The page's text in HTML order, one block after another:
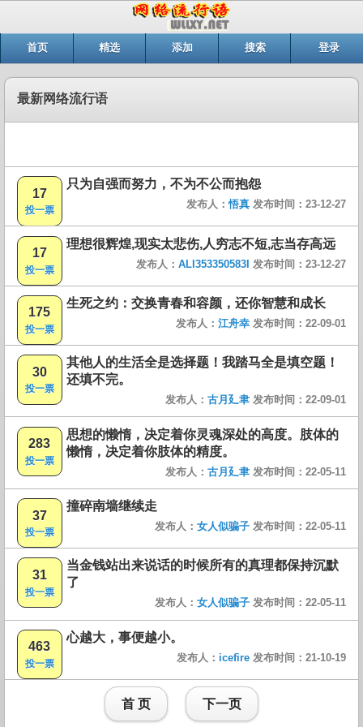
首页 精选 添加 搜索 登录
最新网络流行语
17
投一票
只为自强而努力，不为不公而抱怨
发布人：悟真 发布时间：23-12-27
17
投一票
理想很辉煌,现实太悲伤,人穷志不短,志当存高远
发布人： ALI353350583I 发布时间：23-12-27
175
投一票
生死之约：交换青春和容颜，还你智慧和成长
发布人： 江舟幸 发布时间：22-09-01
30
投一票
其他人的生活全是选择题！我踏马全是填空题！
还填不完。
发布人： 古月廴聿 发布时间：22-09-01
283
投一票
思想的懒惰，决定着你灵魂深处的高度。肢体的
懒惰，决定着你肢体的精度。
发布人： 古月廴聿 发布时间：22-05-11
37
投一票
撞碎南墙继续走
发布人： 女人似骗子 发布时间：22-05-11
31
投一票
当金钱站出来说话的时候所有的真理都保持沉默
了
发布人： 女人似骗子 发布时间：22-05-11
463
投一票
心越大，事便越小。
发布人： icefire 发布时间：21-10-19
首 页 下一页